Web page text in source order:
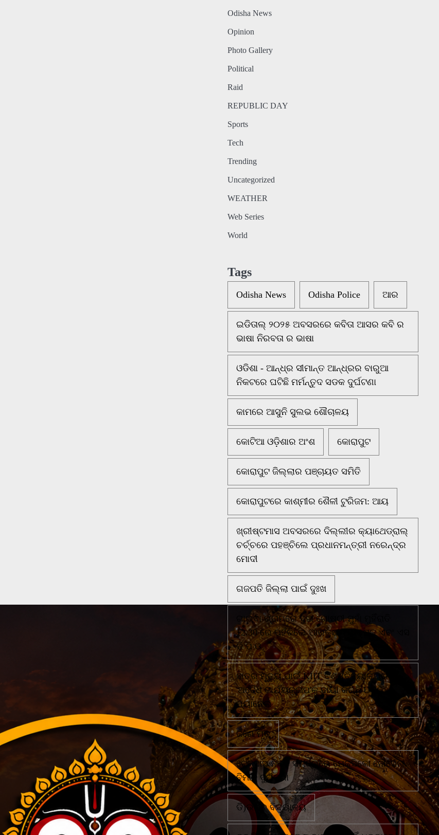
Odisha News
Opinion
Photo Gallery
Political
Raid
REPUBLIC DAY
Sports
Tech
Trending
Uncategorized
WEATHER
Web Series
World
Tags
Odisha News Odisha Police ଆର
ଇଡିତାଲ୍ ୨୦୨୫ ଅବସରରେ କବିତା ଆସର କବି ର
ଭାଷା ନିରବତା ର ଭାଷା
ଓଡିଶା - ଆନ୍ଧ୍ର ସୀମାନ୍ତ ଆନ୍ଧ୍ରର ବାରୁଆ
ନିକଟରେ ଘଟିଛି ମର୍ମନ୍ତୁଦ ସଡକ ଦୁର୍ଘଟଣା
କାମରେ ଆସୁନି ସୁଲଭ ଶୌଚାଳୟ
କୋଟିଆ ଓଡ଼ିଶାର ଅଂଶ କୋରାପୁଟ
କୋରାପୁଟ ଜିଲ୍ଲାର ପଞ୍ଚାୟତ ସମିତି
କୋରାପୁଟରେ କାଶ୍ମୀର ଶୈଳୀ ଟୁରିଜମ: ଆୟ
ଖ୍ରୀଷ୍ଟମାସ ଅବସରରେ ଦିଲ୍ଲୀର କ୍ୟାଥେଡ୍ରାଲ୍
ଚର୍ଚ୍ଚରେ ପହଞ୍ଚିଲେ ପ୍ରଧାନମନ୍ତ୍ରୀ ନରେନ୍ଦ୍ର
ମୋଦୀ
ଗଜପତି ଜିଲ୍ଲା ପାଇଁ ଦୁଃଖ
ଗାଇବା ଗ୍ରାମରେ ଦୁଇ ଗୋଷ୍ଠୀ ମୁହାଁ ମୁହିଁରାତି
12.30 ରେ ପହଁଚିଲେ ଆରକ୍ଷୀ ଅଧିକ୍ଷକ ଏବଂ ଏସ
ଡି ପି ଓ
ଛାତ୍ର ମୃତ୍ୟୁ ପାଇଁ KIIT ବିଶ୍ୱବିଦ୍ୟାଳୟର
'ଅବୈଧ କାର୍ଯ୍ୟକଳାପ'କୁ ଦାୟୀ କରିଛି UGC
ପ୍ୟାନେଲ
ଜଣେ ମୃତ
ଟେକ୍ସାସ ନିକଟ ସମୁଦ୍ରରେ ମେକ୍ସିକୋ ନୌସେନା
ବିମାନ ଦୁର୍ଘଟଣା
ଡି)ଉଚ୍ଚ ବିଦ୍ୟାଳୟ